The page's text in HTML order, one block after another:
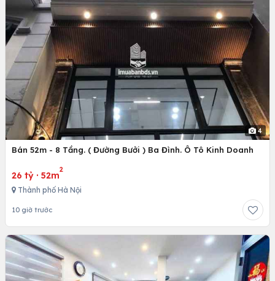
4
Bán 52m - 8 Tầng. ( Đường Bưởi ) Ba Đình. Ô Tô Kinh Doanh
26 tỷ · 52m
2
Thành phố Hà Nội
10 giờ trước